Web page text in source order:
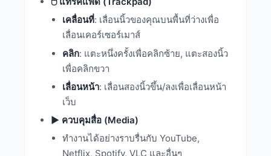
เคลื่อนที่: เลื่อนนิ้วของคุณบนพื้นที่ว่างเพื่อ
เลื่อนเคอร์เซอร์เมาส์
คลิก: แตะหนึ่งครั้งเพื่อคลิกซ้าย, แตะสองนิ้ว
เพื่อคลิกขวา
เลื่อนหน้า: เลื่อนสองนิ้วขึ้น/ลงเพื่อเลื่อนหน้า
เว็บ
▶️ ควบคุมสื่อ (Media)
ทำงานได้อย่างราบรื่นกับ YouTube,
Netflix, Spotify, VLC และอื่นๆ